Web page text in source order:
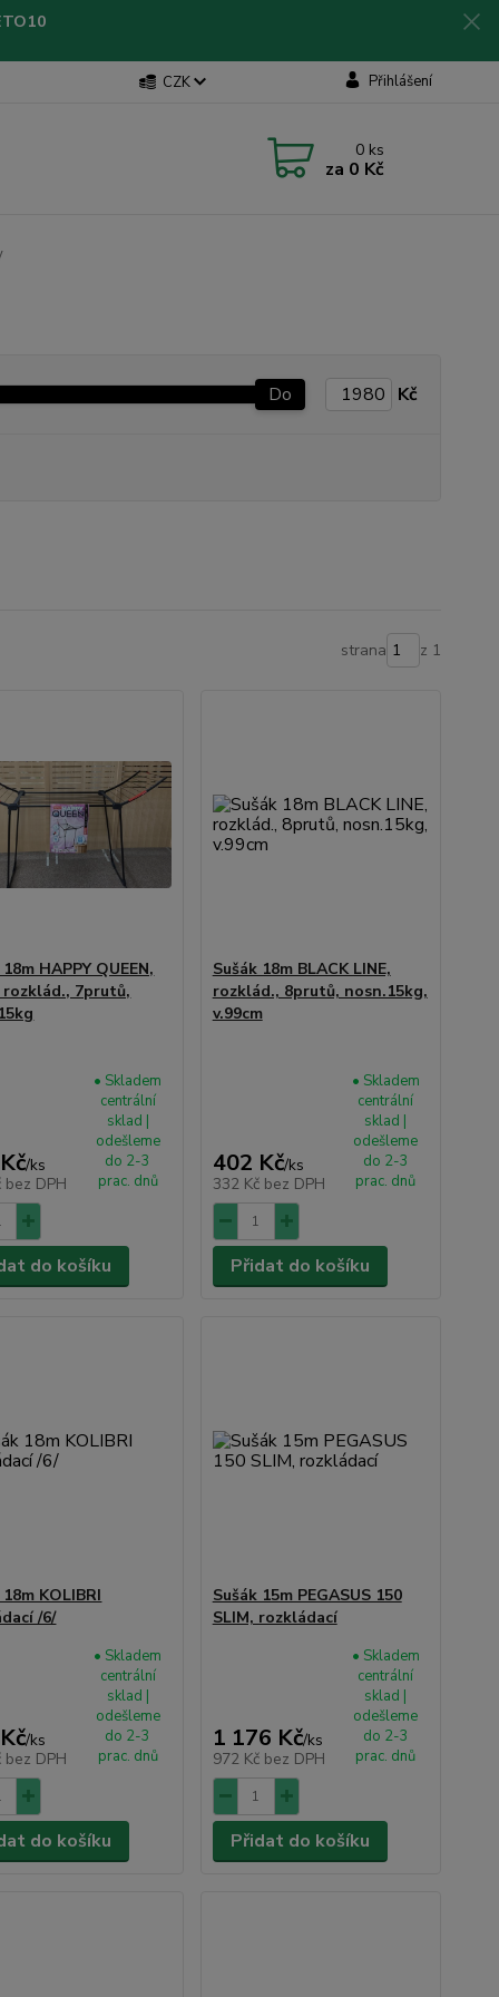
CZK Přihlášení
0 ks
za 0 Kč
Do Kč
strana z 1
HAPPY QUEEN,
rozklád., 7prutů,
/ks
bez DPH
• Skladem
centrální
sklad |
odešleme
do 2-3
prac. dnů
do košíku
Sušák 18m BLACK LINE,
rozklád., 8prutů, nosn.15kg,
v.99cm
402 Kč/ks
332 Kč bez DPH
• Skladem
centrální
sklad |
odešleme
do 2-3
prac. dnů
Přidat do košíku
KOLIBRI
/6/
/ks
bez DPH
• Skladem
centrální
sklad |
odešleme
do 2-3
prac. dnů
do košíku
Sušák 15m PEGASUS 150
SLIM, rozkládací
1 176 Kč/ks
972 Kč bez DPH
• Skladem
centrální
sklad |
odešleme
do 2-3
prac. dnů
Přidat do košíku